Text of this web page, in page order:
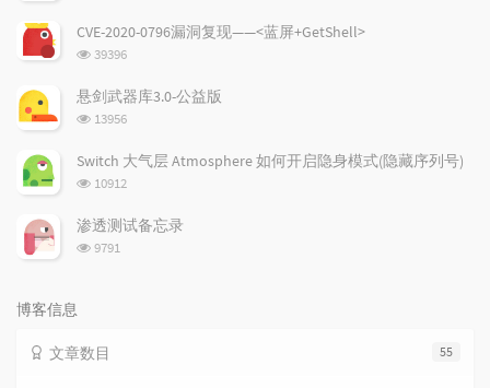
次
CVE-2020-0796漏洞复现——<蓝屏+GetShell>
浏
次
数:
39396
悬剑武器库3.0-公益版
浏
次
13956
Switch 大气层 Atmosphere 如何开启隐身模式(隐藏序列号)
浏
次
数:
10912
渗透测试备忘录
浏
9791
博客信息
55
文章数目